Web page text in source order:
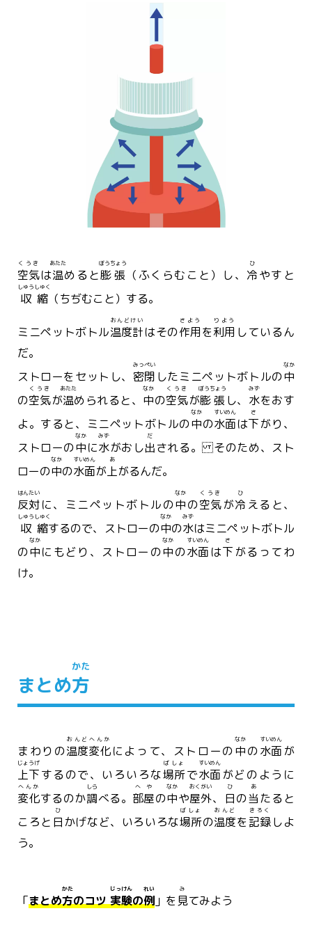
空気
くうき
は温
あたた
めると膨張
ぼうちょう
（ふくらむこと）し、 冷
ひ
やすと
収縮
しゅうしゅく
（ちぢむこと）する。
ミニペットボトル温度計
おんどけい
はその作用
さよう
を利用
りよう
しているん
だ。
ストローをセットし、 密閉
みっぺい
したミニペットボトルの中
なか
の空気
くうき
が温
あたた
められると、 中
なか
の空気
くうき
が膨張
ぼうちょう
し、 水
みず
をおす
よ。すると、ミニペットボトルの中
なか
の水面
すいめん
は下
さ
がり、
ストローの中
なか
に水
みず
がおし出
だ
される。 そのため、スト
ローの中
なか
の水面
すいめん
が上
あ
がるんだ。
反対
はんたい
に、ミニペットボトルの中
なか
の空気
くうき
が冷
ひ
えると、
収縮
しゅうしゅく
するので、ストローの中
なか
の水
みず
はミニペットボトル
の中
なか
にもどり、ストローの中
なか
の水面
すいめん
は下
さ
がるってわ
け。
まとめ方
かた
まわりの温度
おんど
変化
へんか
によって、ストローの中
なか
の水面
すいめん
が
上下
じょうげ
するので、いろいろな場所
ばしょ
で水面
すいめん
がどのように
変化
へんか
するのか調
しら
べる。 部屋
へや
の中
なか
や屋外
おくがい
、 日
ひ
の当
あ
たると
ころと 日
ひ
かげなど、いろいろな場所
ばしょ
の温度
おんど
を 記録
きろく
しよ
う。
「まとめ方
かた
のコツ実験
じっけん
の例
れい
」を 見
み
てみよう